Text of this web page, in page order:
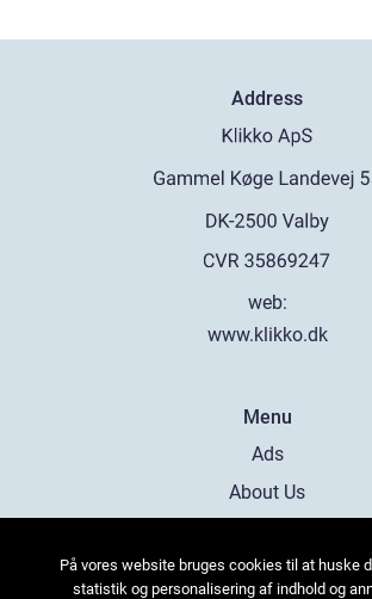
Address
web:
www.klikko.dk
Menu
Ads
About Us
Contact
På vores website bruges cookies til at huske
statistik og personalisering af indhold og